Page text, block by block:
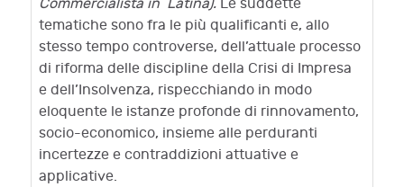
Commercialista in Latina). Le suddette
tematiche sono fra le più qualificanti e, allo
stesso tempo controverse, dell’attuale processo
di riforma delle discipline della Crisi di Impresa
e dell’Insolvenza, rispecchiando in modo
eloquente le istanze profonde di rinnovamento,
socio-economico, insieme alle perduranti
incertezze e contraddizioni attuative e
applicative.